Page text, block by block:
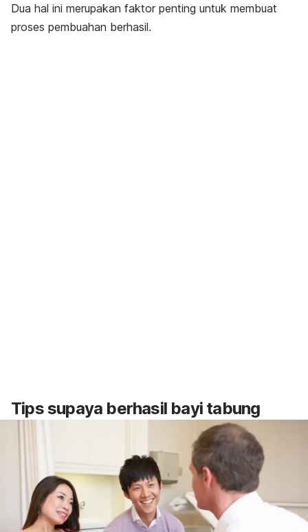
Dua hal ini merupakan faktor penting untuk membuat
proses pembuahan berhasil.
Tips supaya berhasil bayi tabung